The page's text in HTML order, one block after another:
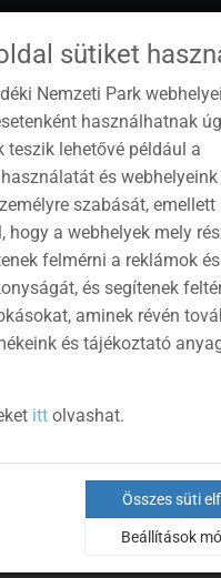
YoutubeFacebookProgramok
Hírlevél
hu
Keresés
sütiket
Nemzeti Park
használhatnak
teszik lehetővé például a
és webhelyeink
szabását,
hogy a webhelyek mely
felmérni a reklámok
és segítenek
aminek révén
és tájékoztató
ittolvashat.
Összes süti
Beállítások